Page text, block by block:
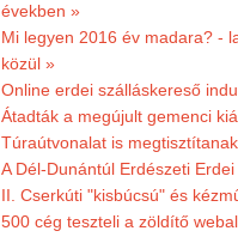
években »
Mi legyen 2016 év madara? -
közül »
Online erdei szálláskereső
Átadták a megújult gemenci
Túraútvonalat is
A Dél-Dunántúl Erdészeti
II. Cserkúti "kisbúcsú" és
500 cég teszteli a zöldítő